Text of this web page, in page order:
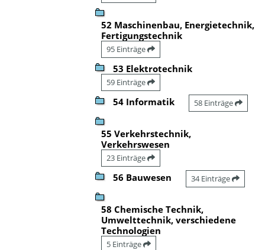
52 Maschinenbau, Energietechnik,
Fertigungstechnik
95 Einträge
53 Elektrotechnik
59 Einträge
54 Informatik 58 Einträge
55 Verkehrstechnik,
Verkehrswesen
23 Einträge
56 Bauwesen 34 Einträge
58 Chemische Technik,
Umwelttechnik, verschiedene
Technologien
5 Einträge